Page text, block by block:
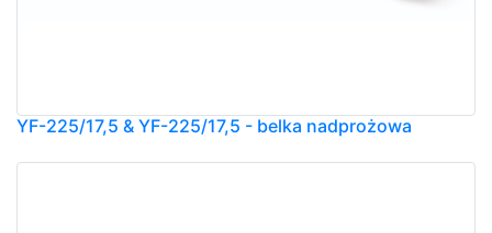
YF-225/17,5 & YF-225/17,5 - belka nadprożowa